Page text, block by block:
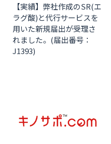
【実績】弊社作成のSR(エ
ラグ酸)と代行サービスを
用いた新規届出が受理さ
れました。(届出番号：
J1393)